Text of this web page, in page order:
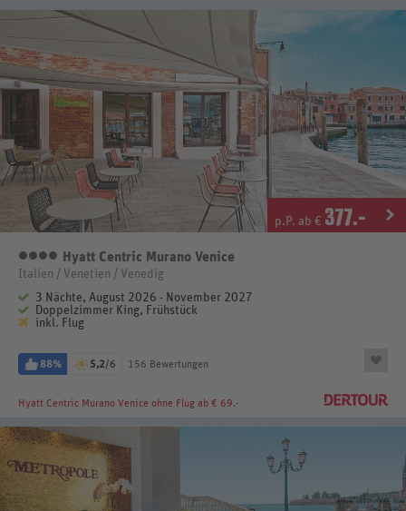
p.P. ab € 377.-
4 Sterne
Hyatt Centric Murano Venice
Italien / Venetien / Venedig
3 Nächte, August 2026 - November 2027
Doppelzimmer King, Frühstück
inkl. Flug
88% 5,2/6 156 Bewertungen
Hyatt Centric Murano Venice ohne Flug ab € 69.-